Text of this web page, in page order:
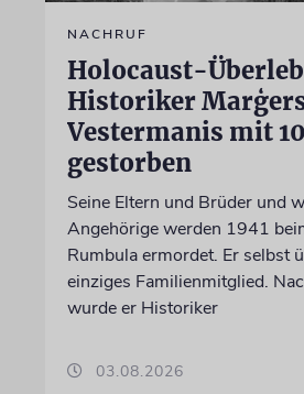
NACHRUF
Holocaust-
Historiker
Vestermanis mit
gestorben
Seine Eltern und Brüder und
Angehörige werden 1941
Rumbula ermordet. Er selbst
einziges Familienmitglied.
wurde er Historiker
03.08.2026